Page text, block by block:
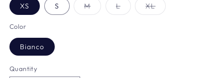
XS S MVariant
sold
LVariant
sold
XLVariant
sold
Color
Bianco
Quantity